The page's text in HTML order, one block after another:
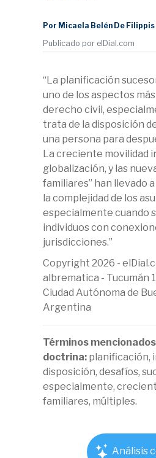
Por Micaela Belén De Filippis
Publicado por elDial.com
“La planificación
uno de los aspectos
derecho civil,
trata de la disposición
una persona para
La creciente movilidad
globalización, y las
familiares” han llevado
la complejidad de los
especialmente cuando
individuos con
jurisdicciones.”
Copyright 2026 -
albrematica - Tucumán
Ciudad Autónoma de
Argentina
Términos
doctrina: planificación,
disposición, desafíos,
especialmente,
familiares, múltiples.
Análisis